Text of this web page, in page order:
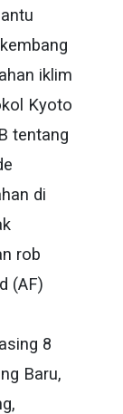
iklim
Kyoto
tentang
di
rob
(AF)
8
Baru,